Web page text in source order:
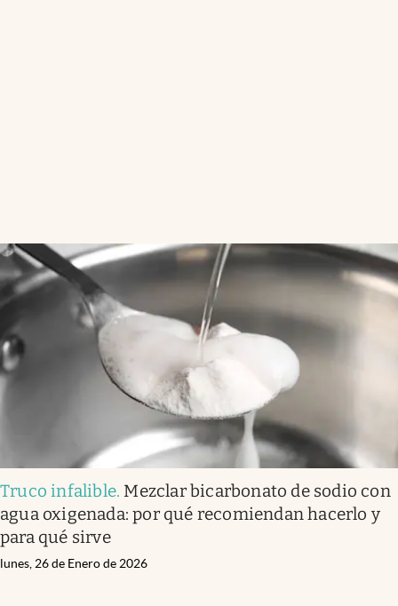
Truco infalible. Mezclar bicarbonato de sodio con
agua oxigenada: por qué recomiendan hacerlo y
para qué sirve
lunes, 26 de Enero de 2026